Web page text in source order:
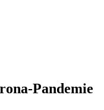
Pandemie